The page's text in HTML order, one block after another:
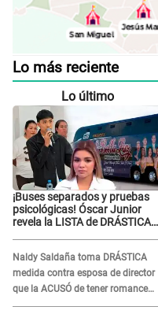
Lo más reciente
Lo último
¡Buses separados y pruebas
psicológicas! Óscar Junior
revela la LISTA de DRÁSTICAS
Naldy Saldaña
Naldy Saldaña toma DRÁSTICA
medida contra esposa de director
que la ACUSÓ de tener romance
con él: "Muy triste..."